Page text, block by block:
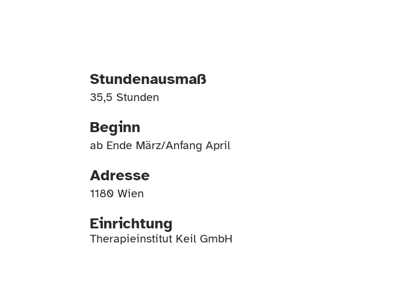
Stundenausmaß
35,5 Stunden
Beginn
ab Ende März/Anfang April
Adresse
1180 Wien
Einrichtung
Therapieinstitut Keil GmbH